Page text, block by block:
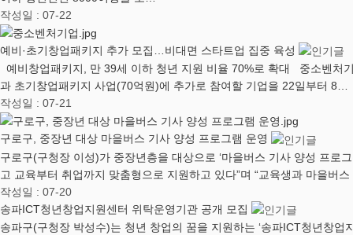
작성일 : 07-22
예비·초기창업패키지 추가 모집…비대면 스타트업 집중 육성
예비창업패키지, 만 39세 이하 청년 지원 비율 70%로 확대 중소벤처
과 초기창업패키지 사업(70억원)에 추가로 참여할 기업을 22일부터 8…
작성일 : 07-21
구로구, 중장년 대상 마을버스 기사 양성 프로그램 운영
구로구(구청장 이성)가 중장년층을 대상으로 ‘마을버스 기사 양성 프
고 교육부터 취업까지 맞춤형으로 지원하고 있다”며 “교육생과 마을버
작성일 : 07-20
송파ICT청년창업지원센터 위탁운영기관 공개 모집
송파구(구청장 박성수)는 청년 창업의 꿈을 지원하는 ‘송파ICT청년창